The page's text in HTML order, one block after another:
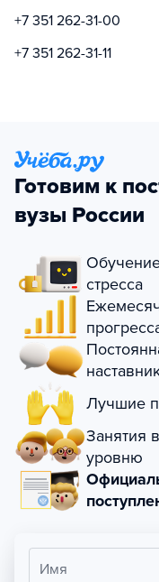
+7 351 262-31-00
+7 351 262-31-11
Готовим к
вузы России
стресса
Лучшие
Занятия
уровню
Имя